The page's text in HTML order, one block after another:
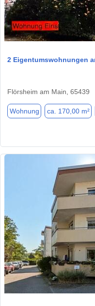
2 Eigentumswohnungen
Flörsheim am Main, 65439
Wohnung ca. 170,00 m²